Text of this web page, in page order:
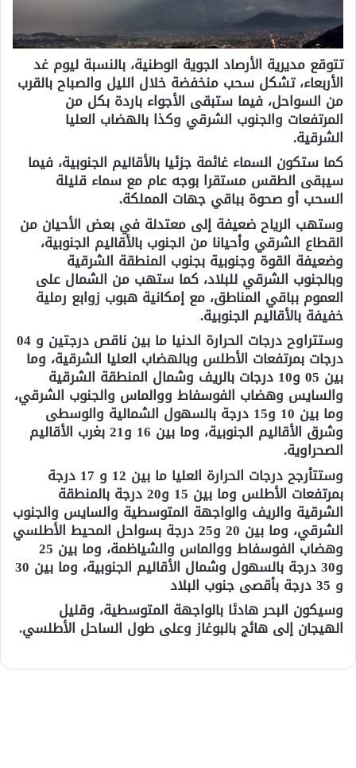
تتوقع مديرية الأرصاد الجوية الوطنية، بالنسبة ليوم غد
الأربعاء، تشكل سحب منخفضة خلال الليل والصباح بالقرب
من السواحل، فيما ستبقى الأجواء باردة بكل من
المرتفعات والجنوب الشرقي وكذا بالهضاب العليا
الشرقية.
كما ستكون السماء غائمة جزئيا بالأقاليم الجنوبية، فيما
سيبقى الطقس مستقرا بوجه عام مع سماء قليلة
السحب أو صحوة بباقي جهات المملكة.
وستهب الرياح ضعيفة إلى معتدلة في بعض الأحيان من
القطاع الشرقي وأحيانا من الجنوب بالأقاليم الجنوبية،
وضعيفة القوة وجنوبية بجنوب المنطقة الشرقية
وبالجنوب الشرقي للبلاد، كما ستهب من الشمال على
العموم بباقي المناطق، مع إمكانية هبوب زوابع رملية
خفيفة بالأقاليم الجنوبية.
وستتراوح درجات الحرارة الدنيا ما بين ناقص درجتين و 04
درجات بمرتفعات الأطلس وبالهضاب العليا الشرقية، وما
بين 05 و10 درجات بالريف وشمال المنطقة الشرقية
والسايس وهضاب الفوسفاط ووالماس والجنوب الشرقي،
وما بين 10 و15 درجة بالسهول الشمالية والوسطى
وشرق الأقاليم الجنوبية، وما بين 16 و21 بغرب الأقاليم
الصحراوية.
وستتأرجح درجات الحرارة العليا ما بين 12 و 17 درجة
بمرتفعات الأطلس وما بين 15 و20 درجة بالمنطقة
الشرقية والريف والواجهة المتوسطية والسايس والجنوب
الشرقي، وما بين 20 و25 درجة بسواحل المحيط الأطلسي
وهضاب الفوسفاط ووالماس والشياظمة، وما بين 25
و30 درجة بالسهول وشمال الأقاليم الجنوبية، وما بين 30
و 35 درجة بأقصى جنوب البلاد
وسيكون البحر هادئا بالواجهة المتوسطية، وقليل
الهيجان إلى هائج بالبوغاز وعلى طول الساحل الأطلسي.